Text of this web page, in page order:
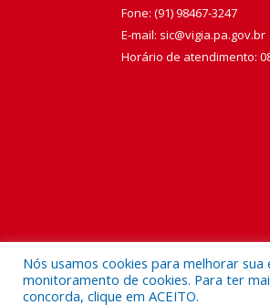
Fone: (91) 98467-3247
E-mail: sic@vigia.pa.gov.br
Horário de atendimento:
Todos os direitos
Nós usamos cookies para melhorar
monitoramento de cookies. Para ter
concorda, clique em ACEITO.